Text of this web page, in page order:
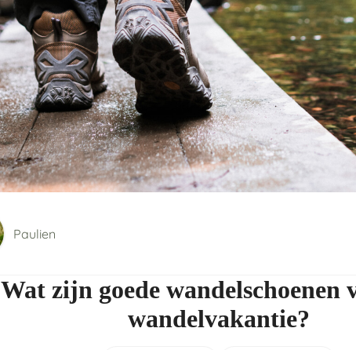
Paulien
Wat zijn goede wandelschoenen
wandelvakantie?